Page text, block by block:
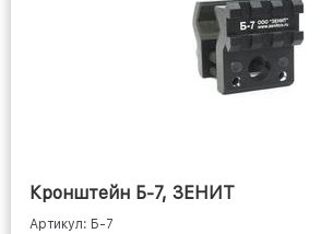
Кронштейн Б-7, ЗЕНИТ
Артикул: Б-7